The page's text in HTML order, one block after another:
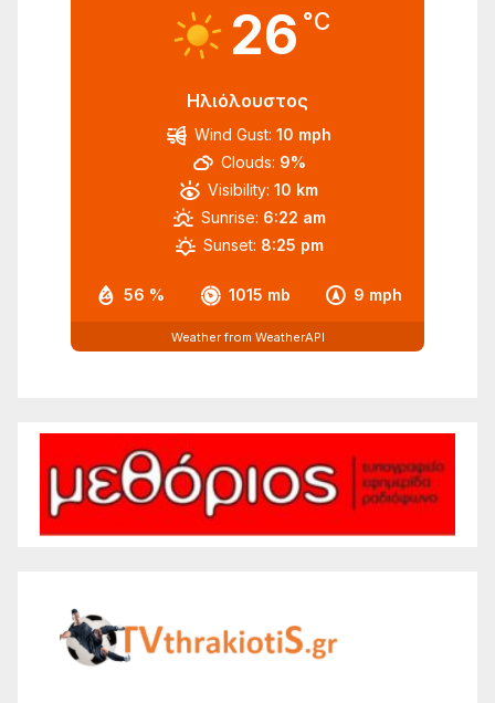
26 °C
Ηλιόλουστος
56 % 1015 mb 9 mph
Wind Gust: 10 mph
Clouds: 9%
Visibility: 10 km
Sunrise: 6:22 am
Sunset: 8:25 pm
Weather from WeatherAPI